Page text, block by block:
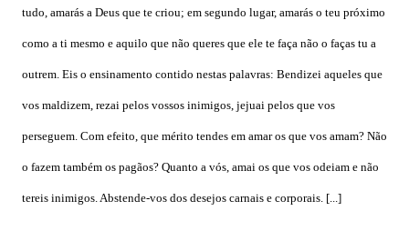
tudo, amarás a Deus que te criou; em segundo lugar, amarás o teu próximo
como a ti mesmo e aquilo que não queres que ele te faça não o faças tu a
outrem. Eis o ensinamento contido nestas palavras: Bendizei aqueles que
vos maldizem, rezai pelos vossos inimigos, jejuai pelos que vos
perseguem. Com efeito, que mérito tendes em amar os que vos amam? Não
o fazem também os pagãos? Quanto a vós, amai os que vos odeiam e não
tereis inimigos. Abstende-vos dos desejos carnais e corporais. [...]